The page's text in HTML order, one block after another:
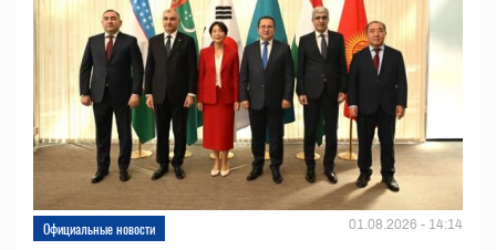
Официальные новости 01.08.2026 - 14:14